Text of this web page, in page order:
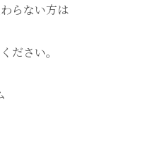
らない方は
ださい。